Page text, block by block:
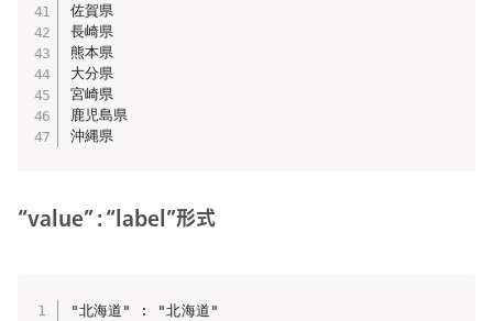
佐賀県
長崎県
熊本県
大分県
宮崎県
鹿児島県
沖縄県
“value” : “label”形式
"北海道" : "北海道"